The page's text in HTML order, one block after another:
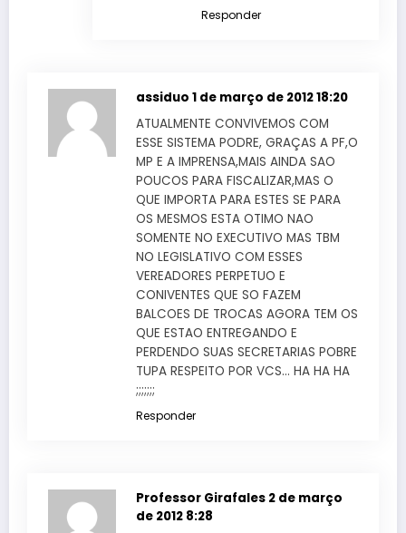
Responder
assiduo 1 de março de 2012 18:20
ATUALMENTE CONVIVEMOS COM
ESSE SISTEMA PODRE, GRAÇAS A PF,O
MP E A IMPRENSA,MAIS AINDA SAO
POUCOS PARA FISCALIZAR,MAS O
QUE IMPORTA PARA ESTES SE PARA
OS MESMOS ESTA OTIMO NAO
SOMENTE NO EXECUTIVO MAS TBM
NO LEGISLATIVO COM ESSES
VEREADORES PERPETUO E
CONIVENTES QUE SO FAZEM
BALCOES DE TROCAS AGORA TEM OS
QUE ESTAO ENTREGANDO E
PERDENDO SUAS SECRETARIAS POBRE
TUPA RESPEITO POR VCS… HA HA HA
;;;;;;;
Responder
Professor Girafales 2 de março
de 2012 8:28